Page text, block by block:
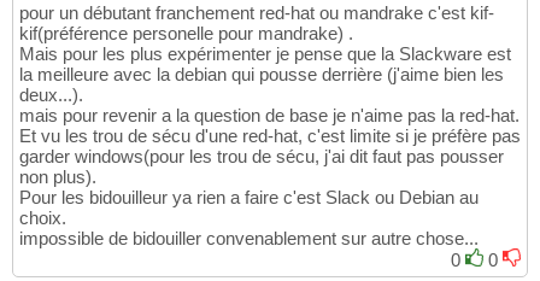
pour un débutant franchement red-hat ou mandrake c'est kif-
kif(préférence personelle pour mandrake) .
Mais pour les plus expérimenter je pense que la Slackware est
la meilleure avec la debian qui pousse derrière (j'aime bien les
deux...).
mais pour revenir a la question de base je n'aime pas la red-hat.
Et vu les trou de sécu d'une red-hat, c'est limite si je préfère pas
garder windows(pour les trou de sécu, j'ai dit faut pas pousser
non plus).
Pour les bidouilleur ya rien a faire c'est Slack ou Debian au
choix.
impossible de bidouiller convenablement sur autre chose...
0
0